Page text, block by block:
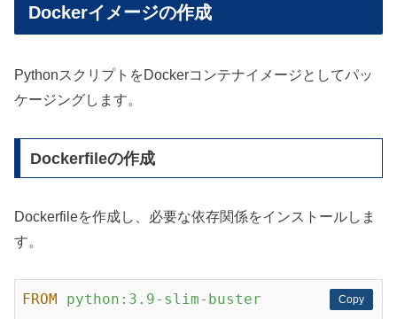
Dockerイメージの作成
PythonスクリプトをDockerコンテナイメージとしてパッ
ケージングします。
Dockerfileの作成
Dockerfileを作成し、必要な依存関係をインストールしま
す。
Copy
Copy
FROM python:3.9-slim-buster